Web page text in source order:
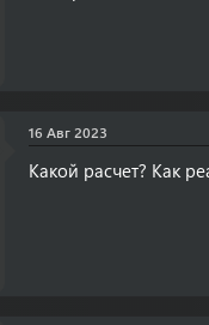
16 Авг 2023
Какой расчет? Как